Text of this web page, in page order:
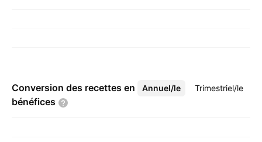
Conversion des recettes en
bénéfices
Annuel/le Trimestriel/le
Plus